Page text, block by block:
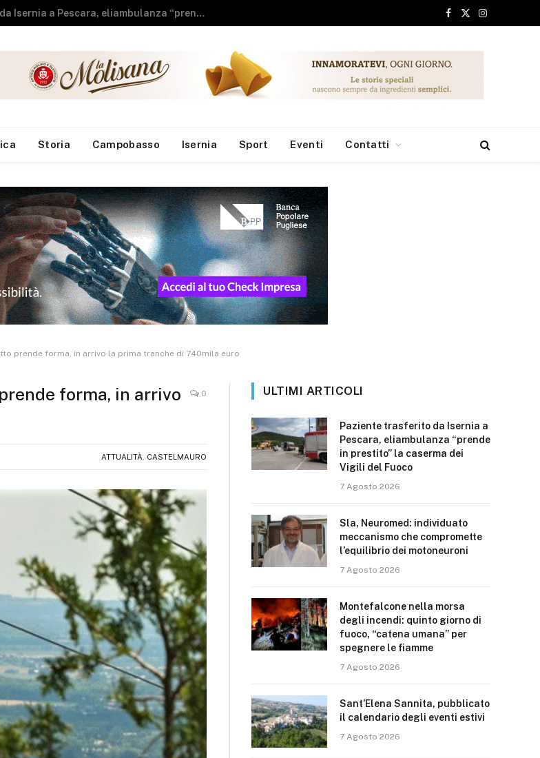
Sla, Neuromed: individuato meccanismo che compromette l’equilibrio dei motoneuroni
Facebook
X
Instagram
Storia Campobasso Isernia Sport Eventi Contatti
prende forma, in arrivo la prima tranche di 740mila euro
forma, in arrivo
0
ATTUALITÀ CASTELMAURO
ULTIMI ARTICOLI
Paziente trasferito da Isernia a
Pescara, eliambulanza “prende
in prestito” la caserma dei
Vigili del Fuoco
7 Agosto 2026
Sla, Neuromed: individuato
meccanismo che compromette
l’equilibrio dei motoneuroni
7 Agosto 2026
Montefalcone nella morsa
degli incendi: quinto giorno di
fuoco, “catena umana” per
spegnere le fiamme
7 Agosto 2026
Sant’Elena Sannita, pubblicato
il calendario degli eventi estivi
7 Agosto 2026